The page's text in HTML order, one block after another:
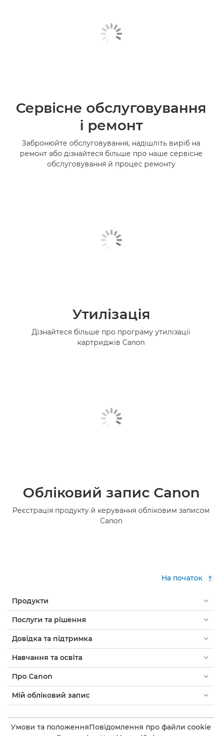
Сервісне обслуговування
і ремонт
Забронюйте обслуговування, надішліть виріб на
ремонт або дізнайтеся більше про наше сервісне
обслуговування й процес ремонту
Утилізація
Дізнайтеся більше про програму утилізації
картриджів Canon
Обліковий запис Canon
Реєстрація продукту й керування обліковим записом
Canon
На початок
Продукти
Послуги та рішення
Довідка та підтримка
Навчання та освіта
Про Canon
Мій обліковий запис
Умови та положенняПовідомлення про файли cookie